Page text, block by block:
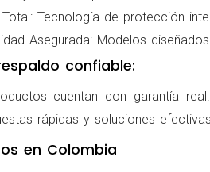
Total: Tecnología de protección
Asegurada: Modelos
confiable:
cuentan con garantía
rápidas y soluciones
en Colombia